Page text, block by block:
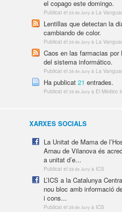
el copago este domingo.
Publicat el 28 de Juny a La
Lentillas que detectan la
cambiando de color.
Publicat el 28 de Juny a La
Caos en las farmacias por
del sistema informático.
Publicat el 28 de Juny a La
Ha publicat 21 entrades.
Publicat el 28 de Juny a El Médico
XARXES SOCIALS
La Unitat de Mama de
Arnau de Vilanova és
a unitat d’e...
Publicat el 28 de Juny a ICS
L’ICS a la Catalunya
nou bloc amb informació
i cons...
Publicat el 28 de Juny a ICS